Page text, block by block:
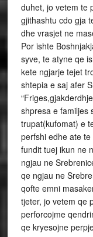
duhet, jo vetem te
gjithashtu cdo gja
dhe vrasjet ne
Por ishte
syve, te atyne qe
kete ngjarje tejet
shtepia e saj afer
shpresa e familjes
trupat(kufomat) e
perfshi edhe ate
fundit tuej ikun ne
ngjau ne
qe ngjau ne
qofte emni
tjeter, jo vetem qe
perforcojme
qe kryesojne